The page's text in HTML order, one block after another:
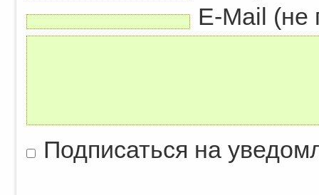
E-Mail (не
Подписаться на